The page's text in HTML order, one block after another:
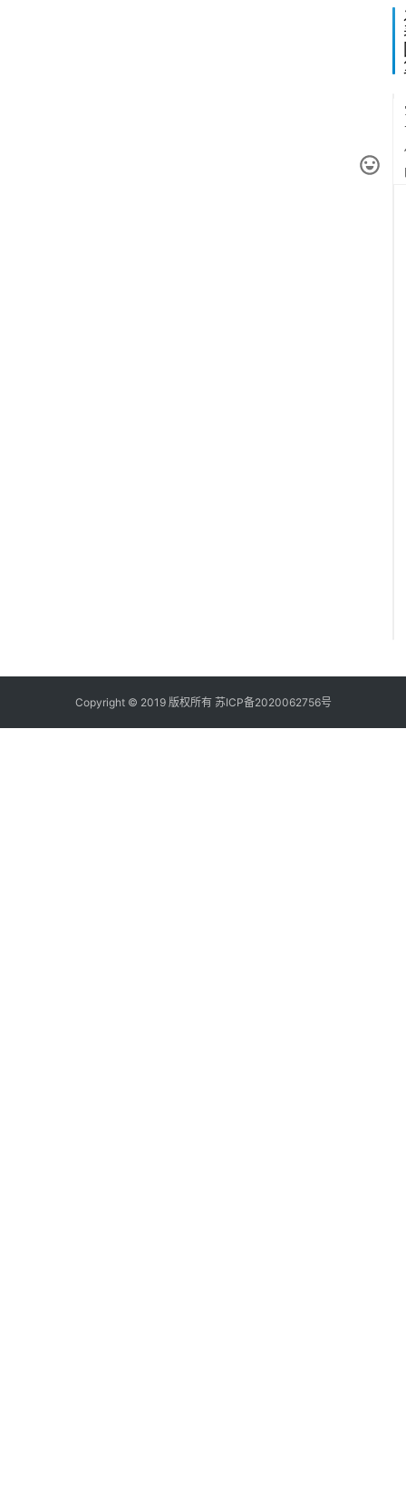
Copyright © 2019 版权所有 苏ICP备2020062756号